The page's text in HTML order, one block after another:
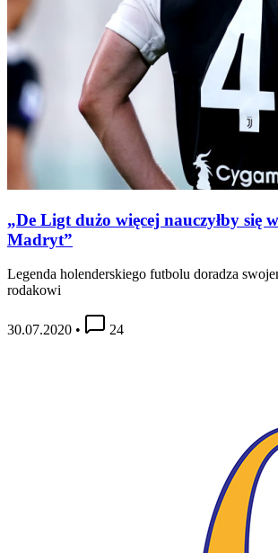
„De Ligt dużo więcej nauczyłby się
Madryt”
Legenda holenderskiego futbolu doradza
rodakowi
30.07.2020 • 24